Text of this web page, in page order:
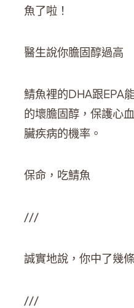
魚了啦！
醫生說你膽固醇過高
鯖魚裡的DHA跟EPA
的壞膽固醇，保護心
臟疾病的機率。
保命，吃鯖魚
///
誠實地說，你中了幾
///